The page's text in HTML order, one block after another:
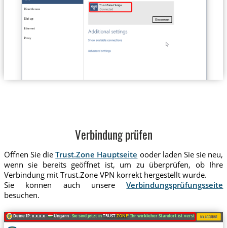
Trust.Zone-Hungary
Verbindung prüfen
Öffnen Sie dieTrust.Zone Hauptseite ooder laden Sie sie neu,
wenn sie bereits geöffnet ist, um zu überprüfen, ob Ihre
Verbindung mit Trust.Zone VPN korrekt hergestellt wurde.
Sie können auch unsereVerbindungsprüfungsseite
besuchen.
Deine IP: x.x.x.x · Ungarn ·Sie sind jetzt inTRUST.ZONE! Ihr wirklicher Standort ist versteckt!